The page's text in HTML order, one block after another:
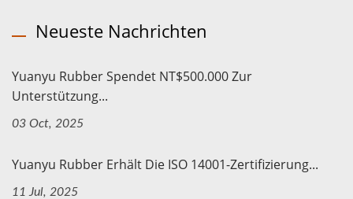
Neueste Nachrichten
Yuanyu Rubber Spendet NT$500.000 Zur
Unterstützung...
03 Oct, 2025
Yuanyu Rubber Erhält Die ISO 14001-Zertifizierung...
11 Jul, 2025